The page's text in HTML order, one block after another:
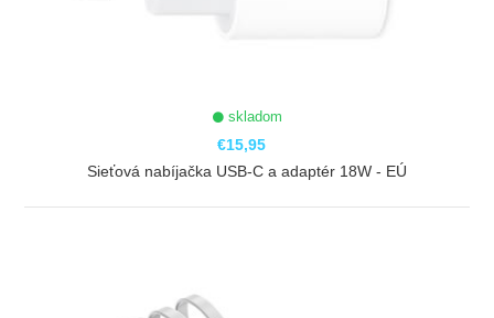
skladom
€15,95
Sieťová nabíjačka USB-C a adaptér 18W - EÚ